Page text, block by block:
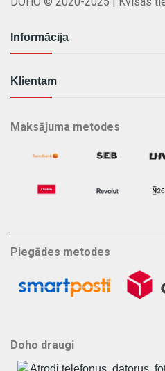
Informācija
Klientam
Maksājuma metodes
Piegādes metodes
Doho draugi